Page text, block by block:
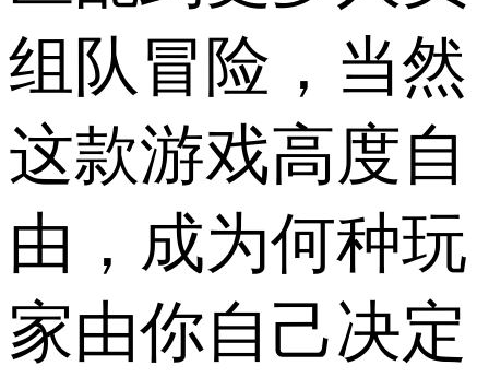
组队冒险，当然
这款游戏高度自
由，成为何种玩
家由你自己决定